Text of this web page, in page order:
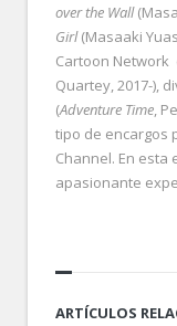
over the Wall
Girl(Masaaki
Cartoon Network
Quartey, 2017-),
(Adventure Time,
tipo de encargos
Channel. En esta
apasionante
ARTÍCULOS